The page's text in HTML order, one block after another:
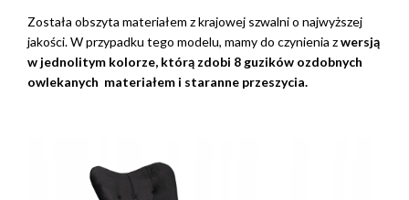
Została obszyta materiałem z krajowej szwalni o najwyższej
jakości. W przypadku tego modelu, mamy do czynienia zwersją
w jednolitym kolorze, którą zdobi 8 guzików ozdobnych
owlekanych materiałem i staranne przeszycia.